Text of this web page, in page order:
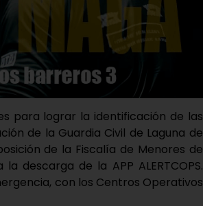
para lograr la identificación de las
de la Guardia Civil de Laguna de
de la Fiscalía de Menores de
descarga de la APP ALERTCOPS.
con los Centros Operativos